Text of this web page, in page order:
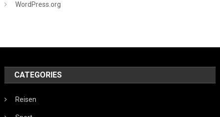
WordPress.org
CATEGORIES
Reisen